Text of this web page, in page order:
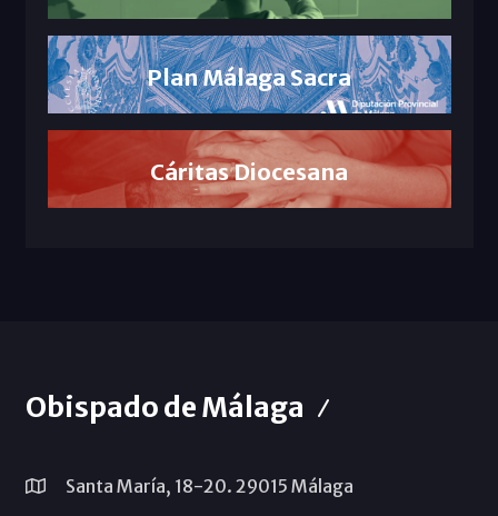
Plan Málaga Sacra
Cáritas Diocesana
Obispado de Málaga
Santa María, 18-20. 29015 Málaga